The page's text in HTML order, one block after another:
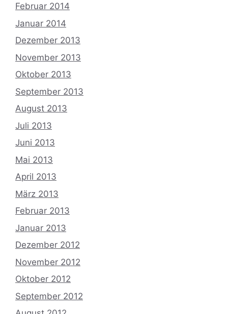
Februar 2014
Januar 2014
Dezember 2013
November 2013
Oktober 2013
September 2013
August 2013
Juli 2013
Juni 2013
Mai 2013
April 2013
März 2013
Februar 2013
Januar 2013
Dezember 2012
November 2012
Oktober 2012
September 2012